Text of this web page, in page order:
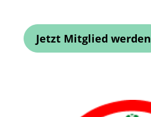
Jetzt Mitglied werden